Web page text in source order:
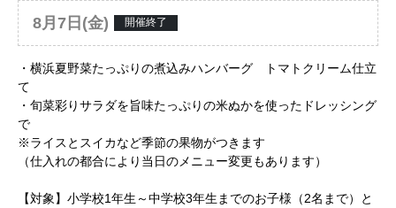
8月7日(金) 開催終了
・横浜夏野菜たっぷりの煮込みハンバーグ トマトクリーム仕立
て
・旬菜彩りサラダを旨味たっぷりの米ぬかを使ったドレッシング
で
※ライスとスイカなど季節の果物がつきます
（仕入れの都合により当日のメニュー変更もあります）
【対象】小学校1年生～中学校3年生までのお子様（2名まで）と